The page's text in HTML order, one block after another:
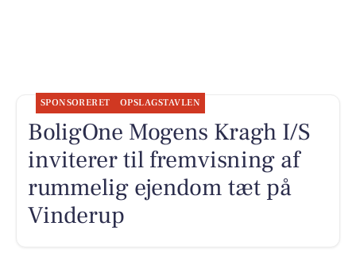
SPONSORERET OPSLAGSTAVLEN
BoligOne Mogens Kragh I/S
inviterer til fremvisning af
rummelig ejendom tæt på
Vinderup